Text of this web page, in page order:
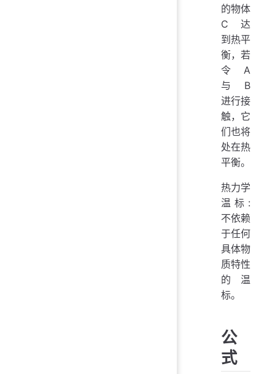
的物体
C 达
到热平
衡，若
令 A
与 B
进行接
触，它
们也将
处在热
平衡。
热力学
温标:
不依赖
于任何
具体物
质特性
的温
标。
公
式